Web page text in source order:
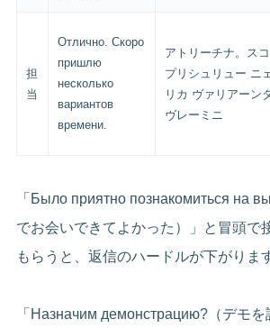
担
当
Отлично. Скоро
пришлю
несколько
вариантов
времени.
アトリーチナ。ス
プリシュリュー ニ
リカ ヴァリアーン
ヴレーミニ
「Было приятно познакомиться на
でお会いできてよかった）」と冒頭で
もらうと、返信のハードルが下がりま
「Назначим демонстрацию?（デモを